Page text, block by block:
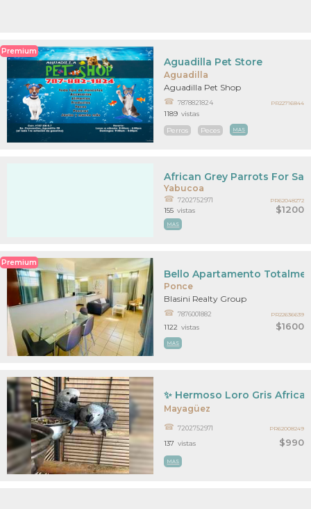
Premium
Aguadilla
Aguadilla Pet Store
Aguadilla Pet Shop
7878821824
Perros Peces MAS
1189 vistas
PR22716844
Yabucoa
$1200
African Grey Parrots For
7202752971
MAS
155 vistas
PR62048272
Premium
Ponce
$1600
Bello Apartamento
Blasini Realty Group
7876001882
MAS
1122 vistas
PR22636639
Mayagüez
$990
✨ Hermoso Loro Gris
7202752971
MAS
137 vistas
PR62008249